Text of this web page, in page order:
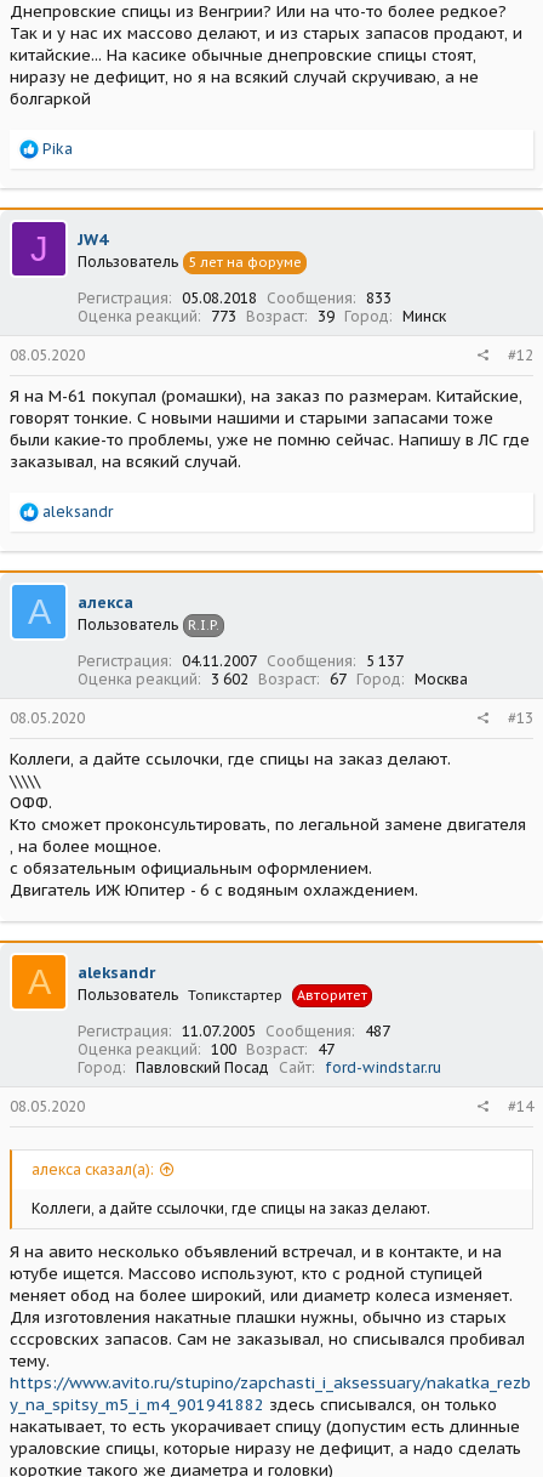
Днепровские спицы из Венгрии? Или на что-то более редкое?
Так и у нас их массово делают, и из старых запасов продают, и
китайские... На касике обычные днепровские спицы стоят,
ниразу не дефицит, но я на всякий случай скручиваю, а не
болгаркой
Р
а
к
ц
и
и
Pika
J JW4
Пользователь 5 лет на форуме
Регистрация 05.08.2018 Сообщения
833
Оценка реакций
773 Возраст 39 Город Минск
08.05.2020 #12
Я на М-61 покупал (ромашки), на заказ по размерам. Китайские,
говорят тонкие. С новыми нашими и старыми запасами тоже
были какие-то проблемы, уже не помню сейчас. Напишу в ЛС где
заказывал, на всякий случай.
Р
а
к
ц
и
и
aleksandr
А алекса
Пользователь R.I.P.
Регистрация 04.11.2007 Сообщения
5 137
Оценка реакций
3 602 Возраст 67 Город Москва
08.05.2020 #13
Коллеги, а дайте ссылочки, где спицы на заказ делают.
\\\\\
ОФФ.
Кто сможет проконсультировать, по легальной замене двигателя
, на более мощное.
с обязательным официальным оформлением.
Двигатель ИЖ Юпитер - 6 с водяным охлаждением.
A aleksandr
Пользователь Топикстартер Авторитет
Регистрация 11.07.2005 Сообщения
487
Оценка реакций
100 Возраст
47
Город
Павловский Посад Сайт ford-windstar.ru
08.05.2020 #14
алекса сказал(а):
Коллеги, а дайте ссылочки, где спицы на заказ делают.
Я на авито несколько объявлений встречал, и в контакте, и на
ютубе ищется. Массово используют, кто с родной ступицей
меняет обод на более широкий, или диаметр колеса изменяет.
Для изготовления накатные плашки нужны, обычно из старых
сссровских запасов. Сам не заказывал, но списывался пробивал
тему.
https://www.avito.ru/stupino/zapchasti_i_aksessuary/nakatka_rezb
y_na_spitsy_m5_i_m4_901941882 здесь списывался, он только
накатывает, то есть укорачивает спицу (допустим есть длинные
ураловские спицы, которые ниразу не дефицит, а надо сделать
короткие такого же диаметра и головки)